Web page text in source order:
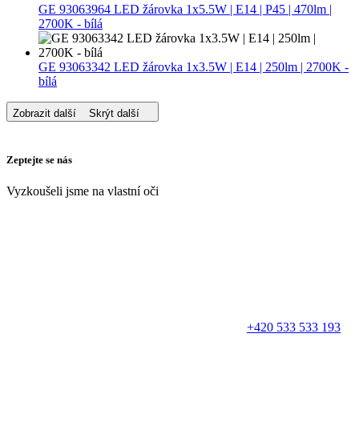
GE 93063964 LED žárovka 1x5.5W | E14 | P45 | 470lm |
2700K - bílá
GE 93063342 LED žárovka 1x3.5W | E14 | 250lm | 2700K -
bílá
Zobrazit další Skrýt další
Zeptejte se nás
Vyzkoušeli jsme na vlastní oči
+420 533 533 193